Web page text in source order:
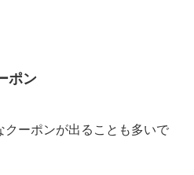
ポン
クーポンが出ることも多いで